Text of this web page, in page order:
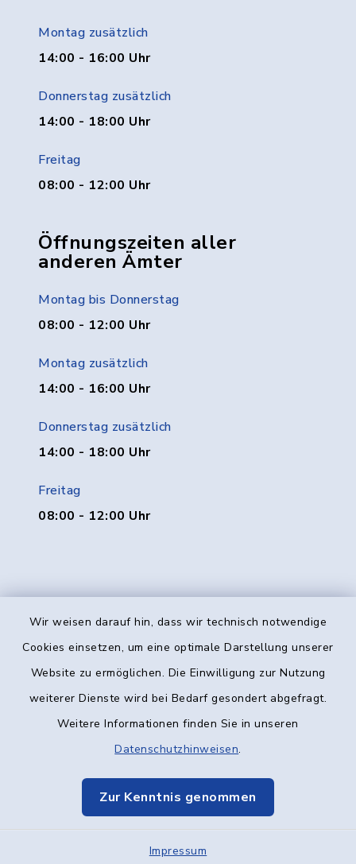
Wir weisen darauf hin, dass wir technisch notwendige
Cookies einsetzen, um eine optimale Darstellung unserer
Website zu ermöglichen. Die Einwilligung zur Nutzung
weiterer Dienste wird bei Bedarf gesondert abgefragt.
Weitere Informationen finden Sie in unseren
Datenschutzhinweisen.
Zur Kenntnis genommen
Impressum
Montag zusätzlich
14:00 - 16:00 Uhr
Donnerstag zusätzlich
14:00 - 18:00 Uhr
Freitag
08:00 - 12:00 Uhr
Öffnungszeiten aller
anderen Ämter
Montag bis Donnerstag
08:00 - 12:00 Uhr
Montag zusätzlich
14:00 - 16:00 Uhr
Donnerstag zusätzlich
14:00 - 18:00 Uhr
Freitag
08:00 - 12:00 Uhr
Kontakt
Datenschutz
Elektronische Kommunikation
Sitemap